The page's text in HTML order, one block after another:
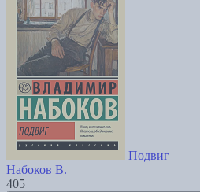
Подвиг
Набоков В.
405